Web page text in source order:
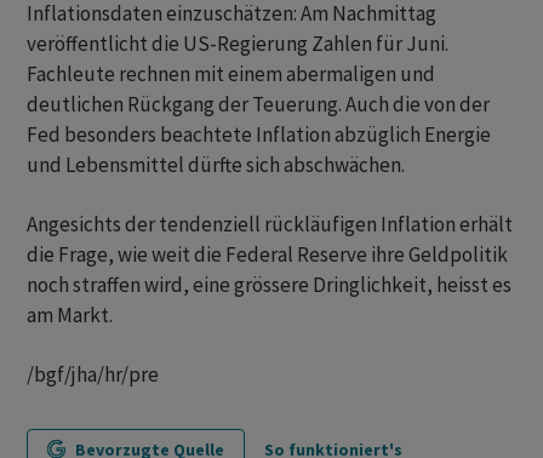
Inflationsdaten einzuschätzen: Am Nachmittag
veröffentlicht die US-Regierung Zahlen für Juni.
Fachleute rechnen mit einem abermaligen und
deutlichen Rückgang der Teuerung. Auch die von der
Fed besonders beachtete Inflation abzüglich Energie
und Lebensmittel dürfte sich abschwächen.
Angesichts der tendenziell rückläufigen Inflation erhält
die Frage, wie weit die Federal Reserve ihre Geldpolitik
noch straffen wird, eine grössere Dringlichkeit, heisst es
am Markt.
/bgf/jha/hr/pre
Bevorzugte Quelle So funktioniert's